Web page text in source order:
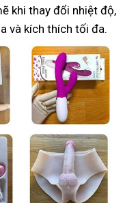
khi thay đổi nhiệt độ,
và kích thích tối đa.